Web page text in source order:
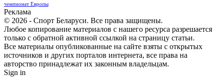
чемпионат Европы
Реклама
© 2026 - Спорт Беларуси. Все права защищены.
Любое копирование материалов с нашего ресурса разрешается
только с обратной активной ссылкой на страницу статьи.
Все материалы опубликованные на сайте взяты с открытых
источников и других порталов интернета, все права на
авторство принадлежат их законным владельцам.
Sign in